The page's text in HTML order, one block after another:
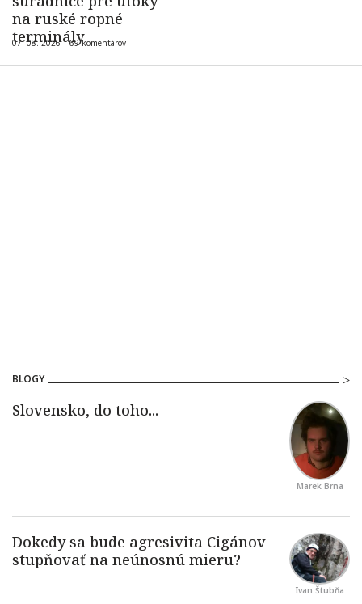
na ruské ropné
terminály
07. 08. 2026 |69 komentárov
BLOGY
Marek Brna
Ivan Štubňa